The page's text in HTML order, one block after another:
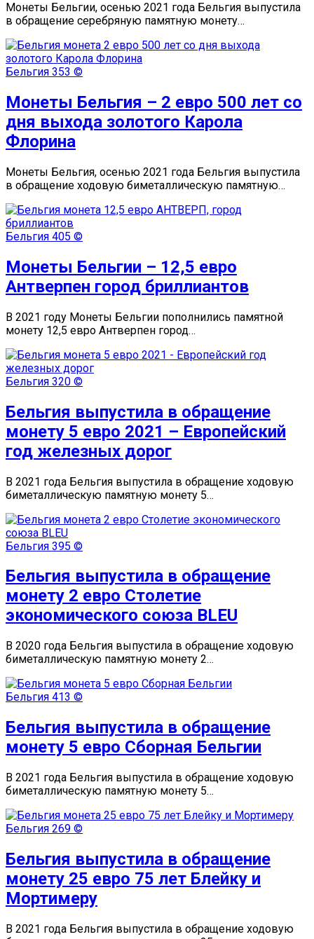
Монеты Бельгии, осенью 2021 года Бельгия выпустила
в обращение серебряную памятную монету…
Бельгия 353 ©
Монеты Бельгия – 2 евро 500 лет со
дня выхода золотого Карола
Флорина
Монеты Бельгия, осенью 2021 года Бельгия выпустила
в обращение ходовую биметаллическую памятную…
Бельгия 405 ©
Монеты Бельгии – 12,5 евро
Антверпен город бриллиантов
В 2021 году Монеты Бельгии пополнились памятной
монету 12,5 евро Антверпен город…
Бельгия 320 ©
Бельгия выпустила в обращение
монету 5 евро 2021 – Европейский
год железных дорог
В 2021 года Бельгия выпустила в обращение ходовую
биметаллическую памятную монету 5…
Бельгия 395 ©
Бельгия выпустила в обращение
монету 2 евро Столетие
экономического союза BLEU
В 2020 года Бельгия выпустила в обращение ходовую
биметаллическую памятную монету 2…
Бельгия 413 ©
Бельгия выпустила в обращение
монету 5 евро Сборная Бельгии
В 2021 года Бельгия выпустила в обращение ходовую
биметаллическую памятную монету 5…
Бельгия 269 ©
Бельгия выпустила в обращение
монету 25 евро 75 лет Блейку и
Мортимеру
В 2021 года Бельгия выпустила в обращение ходовую